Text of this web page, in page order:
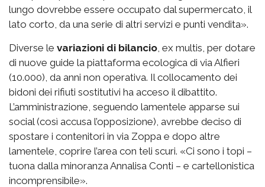
lungo dovrebbe essere occupato dal supermercato, il
lato corto, da una serie di altri servizi e punti vendita».
Diverse le variazioni di bilancio , ex multis, per dotare
di nuove guide la piattaforma ecologica di via Alfieri
(10.000), da anni non operativa. Il collocamento dei
bidoni dei rifiuti sostitutivi ha acceso il dibattito.
L’amministrazione, seguendo lamentele apparse sui
social (così accusa l’opposizione), avrebbe deciso di
spostare i contenitori in via Zoppa e dopo altre
lamentele, coprire l’area con teli scuri. «Ci sono i topi –
tuona dalla minoranza Annalisa Conti – e cartellonistica
incomprensibile».